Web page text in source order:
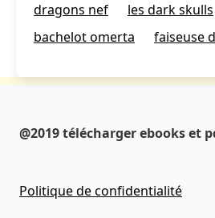
dragons nef les dark skulls
bachelot omerta
faiseuse
@2019 télécharger ebooks et
Politique de confidentialité